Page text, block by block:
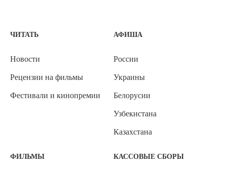
ЧИТАТЬ
Новости
Рецензии на фильмы
Фестивали и кинопремии
АФИША
России
Украины
Белорусии
Узбекистана
Казахстана
ФИЛЬМЫ КАССОВЫЕ СБОРЫ